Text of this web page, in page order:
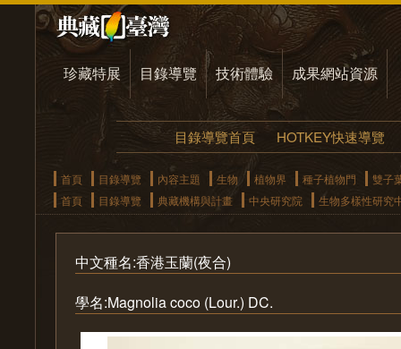
珍藏特展 目錄導覽 技術體驗 成果網站資源
目錄導覽首頁 HOTKEY快速導覽
首頁 目錄導覽 內容主題 生物 植物界 種子植物門
雙子
首頁
目錄導覽 典藏機構與計畫 中央研究院 生物多樣性研究
中文種名:香港玉蘭(夜合)
學名:Magnolia coco (Lour.) DC.